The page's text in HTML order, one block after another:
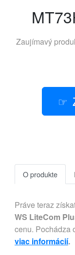
Zaujímavý
O produkte
Práve teraz
WS LiteCom
cenu. Pochádza
viac informácií.